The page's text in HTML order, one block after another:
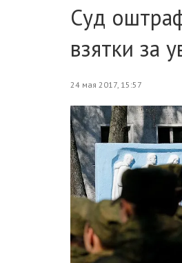
Суд
взятки за
24 мая 2017, 15:57